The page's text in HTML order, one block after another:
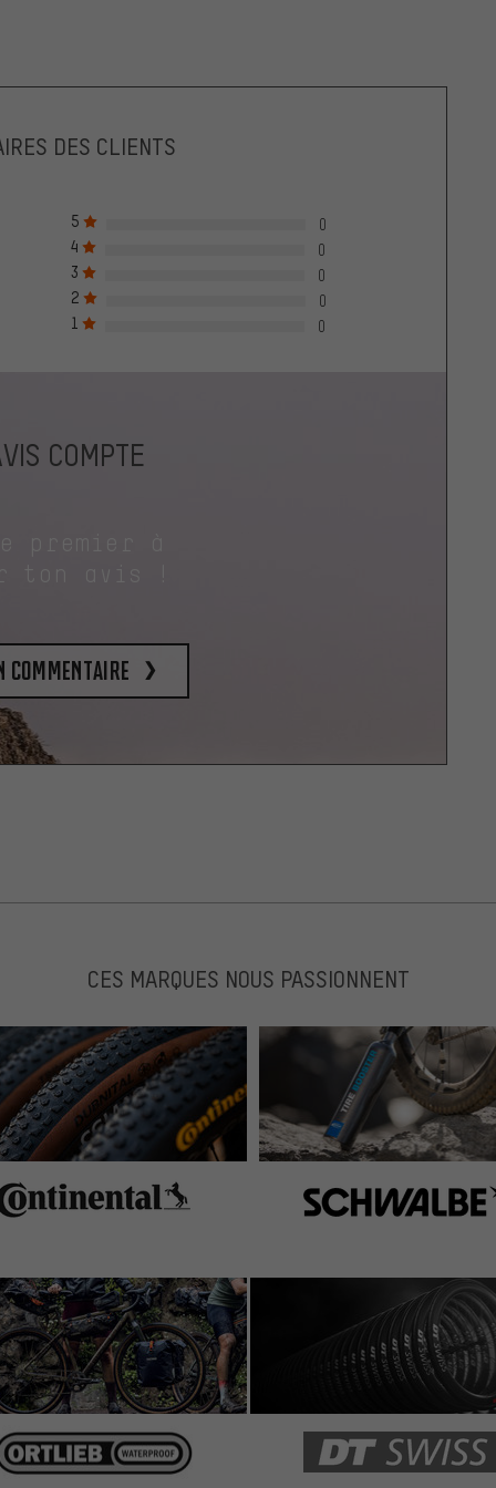
DES CLIENTS
5
0
4
0
3
0
2
0
1
0
COMPTE
commentaire
CES MARQUES NOUS PASSIONNENT